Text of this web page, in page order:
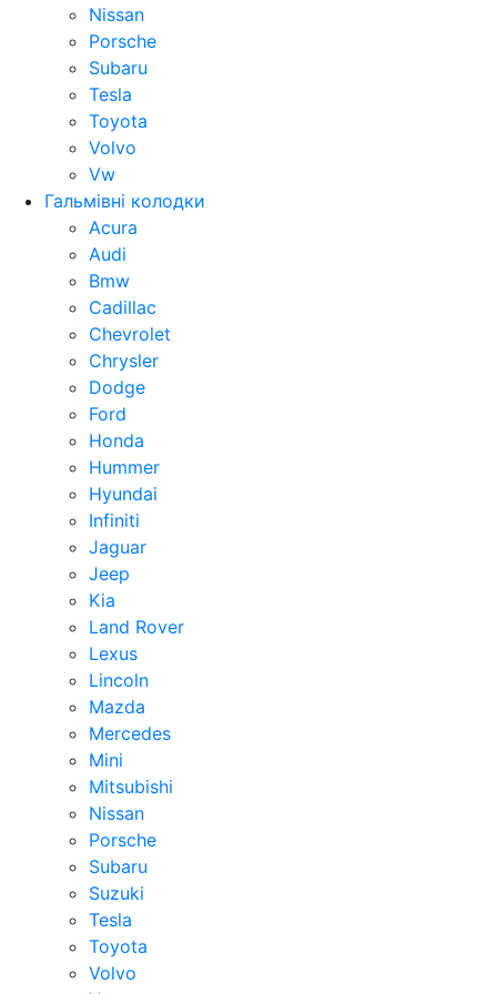
Nissan
Porsche
Subaru
Tesla
Toyota
Volvo
Vw
Гальмівні колодки
Acura
Audi
Bmw
Cadillac
Chevrolet
Chrysler
Dodge
Ford
Honda
Hummer
Hyundai
Infiniti
Jaguar
Jeep
Kia
Land Rover
Lexus
Lincoln
Mazda
Mercedes
Mini
Mitsubishi
Nissan
Porsche
Subaru
Suzuki
Tesla
Toyota
Volvo